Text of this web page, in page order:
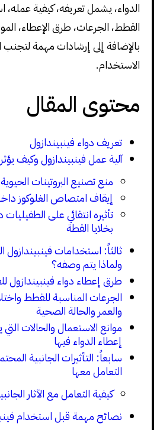
الدواء، يشمل تعريفه، كيفية عمله،
القطط، الجرعات، طرق الإعطاء،
بالإضافة إلى إرشادات مهمة لتجنب
الاستخدام.
محتوى المقال
تعريف دواء فينبيندازول
آلية عمل فينبيندازول وكيف
منع تصنيع البروتينات
إيقاف امتصاص الغلوكوز
تأثيره انتقائي على الطفيليات
بخلايا القطة
ثالثاً: استخدامات فينبيندازول
ولماذا يتم وصفه؟
طرق إعطاء دواء فينبيندازول
الجرعات المناسبة للقطط
والعمر والحالة الصحية
موانع الاستعمال والحالات
إعطاء الدواء فيها
سابعاً: التأثيرات الجانبية
التعامل معها
كيفية التعامل مع الآثار
نصائح مهمة قبل استخدام